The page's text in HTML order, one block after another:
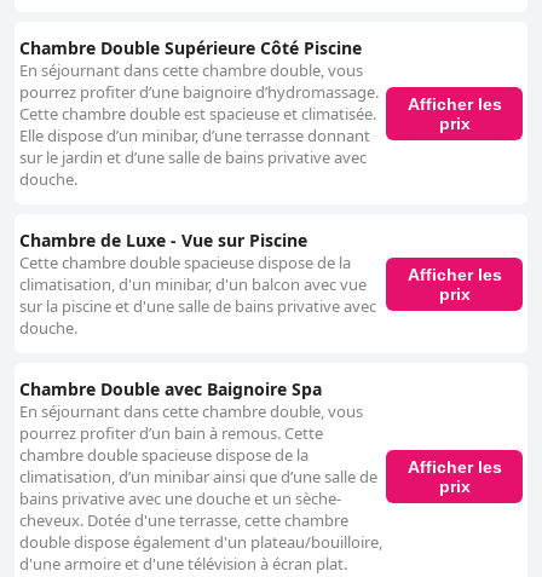
Chambre Double Supérieure Côté Piscine
En séjournant dans cette chambre double, vous
pourrez profiter d’une baignoire d’hydromassage.
Cette chambre double est spacieuse et climatisée.
Elle dispose d’un minibar, d’une terrasse donnant
sur le jardin et d’une salle de bains privative avec
douche.
Afficher les
prix
Chambre de Luxe - Vue sur Piscine
Cette chambre double spacieuse dispose de la
climatisation, d'un minibar, d'un balcon avec vue
sur la piscine et d'une salle de bains privative avec
douche.
Afficher les
prix
Chambre Double avec Baignoire Spa
En séjournant dans cette chambre double, vous
pourrez profiter d’un bain à remous. Cette
chambre double spacieuse dispose de la
climatisation, d’un minibar ainsi que d’une salle de
bains privative avec une douche et un sèche-
cheveux. Dotée d'une terrasse, cette chambre
double dispose également d'un plateau/bouilloire,
d'une armoire et d'une télévision à écran plat.
Afficher les
prix